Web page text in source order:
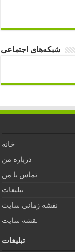
شبکه‌های اجتماعی
خانه
درباره من
تماس با من
تبلیغات
نقشه زمانی سایت
نقشه سایت
تبلیغات